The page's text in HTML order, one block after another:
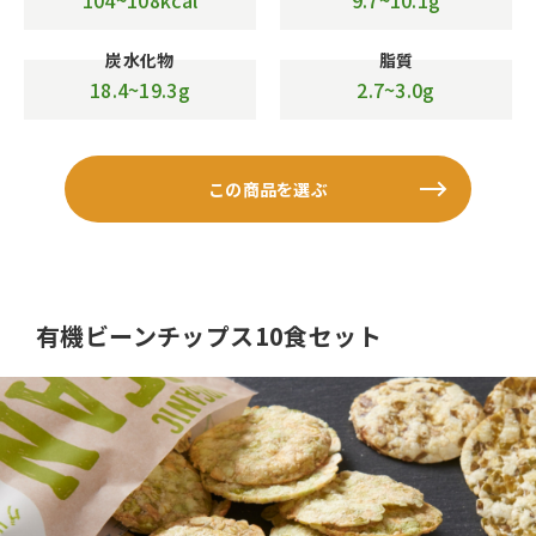
炭水化物
18.4~19.3g
脂質
2.7~3.0g
この商品を選ぶ
有機ビーンチップス10食セット